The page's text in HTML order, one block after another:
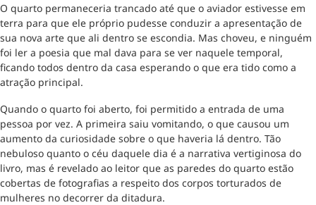
O quarto permaneceria trancado até que o aviador estivesse em
terra para que ele próprio pudesse conduzir a apresentação de
sua nova arte que ali dentro se escondia. Mas choveu, e ninguém
foi ler a poesia que mal dava para se ver naquele temporal,
ficando todos dentro da casa esperando o que era tido como a
atração principal.
Quando o quarto foi aberto, foi permitido a entrada de uma
pessoa por vez. A primeira saiu vomitando, o que causou um
aumento da curiosidade sobre o que haveria lá dentro. Tão
nebuloso quanto o céu daquele dia é a narrativa vertiginosa do
livro, mas é revelado ao leitor que as paredes do quarto estão
cobertas de fotografias a respeito dos corpos torturados de
mulheres no decorrer da ditadura.